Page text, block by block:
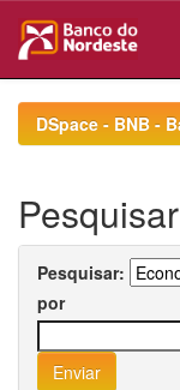
navigationDSpace - BNB -
Pesquisar
Pesquisar:
por